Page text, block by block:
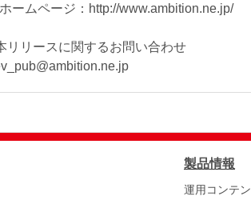
ームページ：http://www.ambition.ne.jp/
リリースに関するお問い合わせ
製品情報
運用コンテ